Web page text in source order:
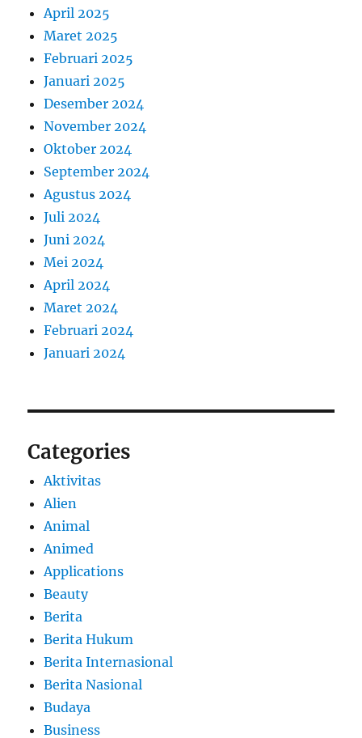
April 2025
Maret 2025
Februari 2025
Januari 2025
Desember 2024
November 2024
Oktober 2024
September 2024
Agustus 2024
Juli 2024
Juni 2024
Mei 2024
April 2024
Maret 2024
Februari 2024
Januari 2024
Categories
Aktivitas
Alien
Animal
Animed
Applications
Beauty
Berita
Berita Hukum
Berita Internasional
Berita Nasional
Budaya
Business